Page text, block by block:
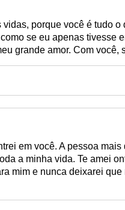
porque você é tudo o
se eu apenas tivesse
grande amor. Com você,
em você. A pessoa
a minha vida. Te amei
mim e nunca deixarei